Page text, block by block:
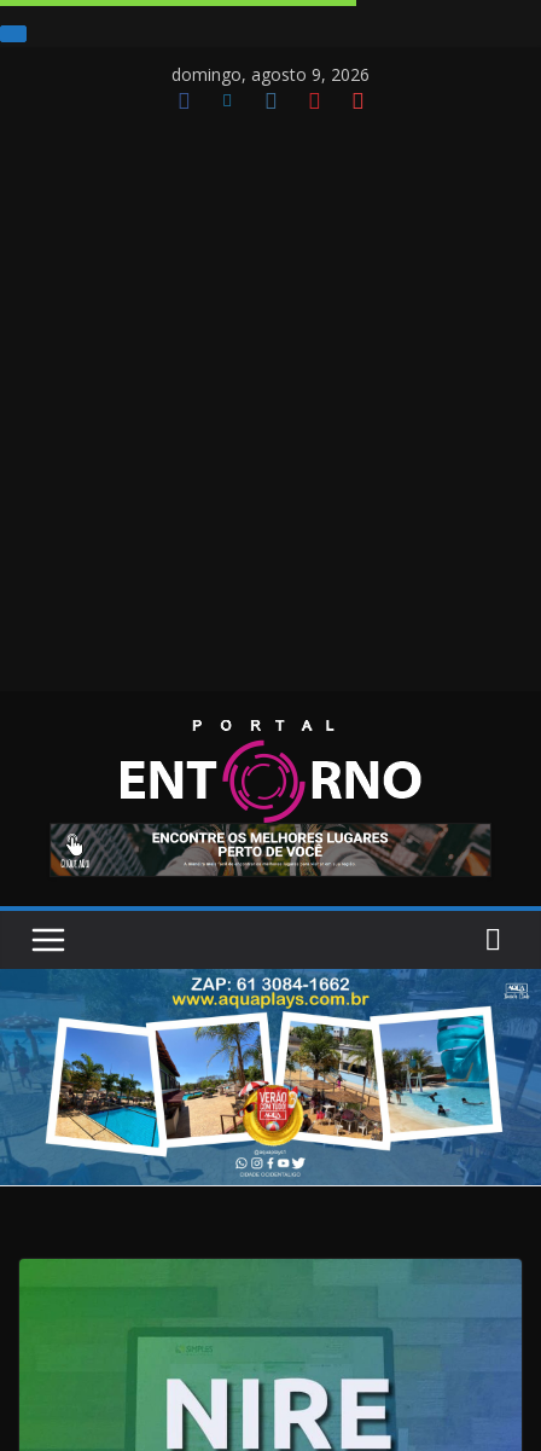
domingo, agosto 9, 2026